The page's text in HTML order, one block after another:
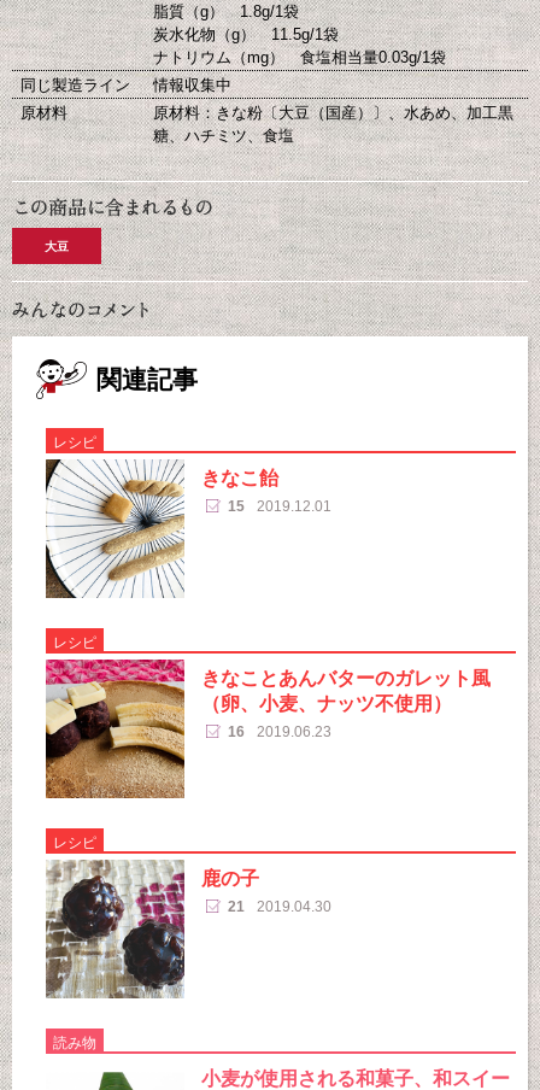
脂質（g） 1.8g/1袋
炭水化物（g） 11.5g/1袋
ナトリウム（mg） 食塩相当量0.03g/1袋
同じ製造ライン
情報収集中
原材料
原材料：きな粉〔大豆（国産）〕、水あめ、加工黒
糖、ハチミツ、食塩
大豆
関連記事
レシピ
きなこ飴
15 2019.12.01
レシピ
きなことあんバターのガレット風
（卵、小麦、ナッツ不使用）
16 2019.06.23
レシピ
鹿の子
21 2019.04.30
読み物
小麦が使用される和菓子、和スイー